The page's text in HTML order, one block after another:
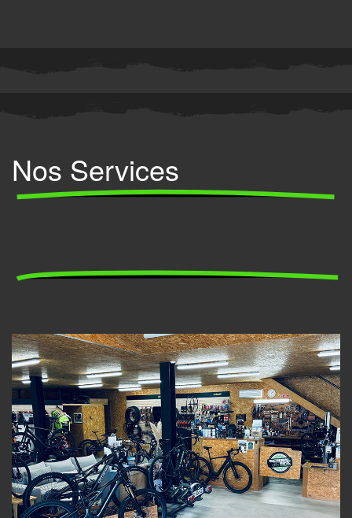
Nos Services